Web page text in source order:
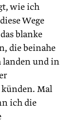
wie ich
Wege
blanke
die beinahe
landen und in
Mal
ich die